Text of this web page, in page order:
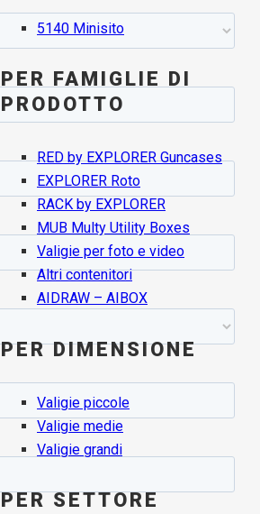
5140 Minisito
PER FAMIGLIE DI
PRODOTTO
RED by EXPLORER Guncases
EXPLORER Roto
RACK by EXPLORER
MUB Multy Utility Boxes
Valigie per foto e video
Altri contenitori
AIDRAW – AIBOX
PER DIMENSIONE
Valigie piccole
Valigie medie
Valigie grandi
PER SETTORE